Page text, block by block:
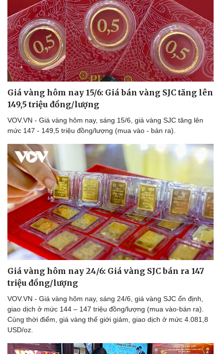
Doanh nghiệp
Thông tin doanh nghiệp
Doanh nghiệp 24h
Doanh nhân
Vì cộng đồng
Công nghệ
Sành điệu
Tin Công nghệ
Trải nghiệm
Chuyển đổi số
Giá vàng hôm nay 15/6: Giá bán vàng SJC tăng lên
149,5 triệu đồng/lượng
VOV.VN - Giá vàng hôm nay, sáng 15/6, giá vàng SJC tăng lên
mức 147 - 149,5 triệu đồng/lượng (mua vào - bán ra).
Giá vàng hôm nay 24/6: Giá vàng SJC bán ra 147
triệu đồng/lượng
VOV.VN - Giá vàng hôm nay, sáng 24/6, giá vàng SJC ổn định,
giao dịch ở mức 144 – 147 triệu đồng/lượng (mua vào-bán ra).
Cùng thời điểm, giá vàng thế giới giảm, giao dịch ở mức 4.081,8
USD/oz.